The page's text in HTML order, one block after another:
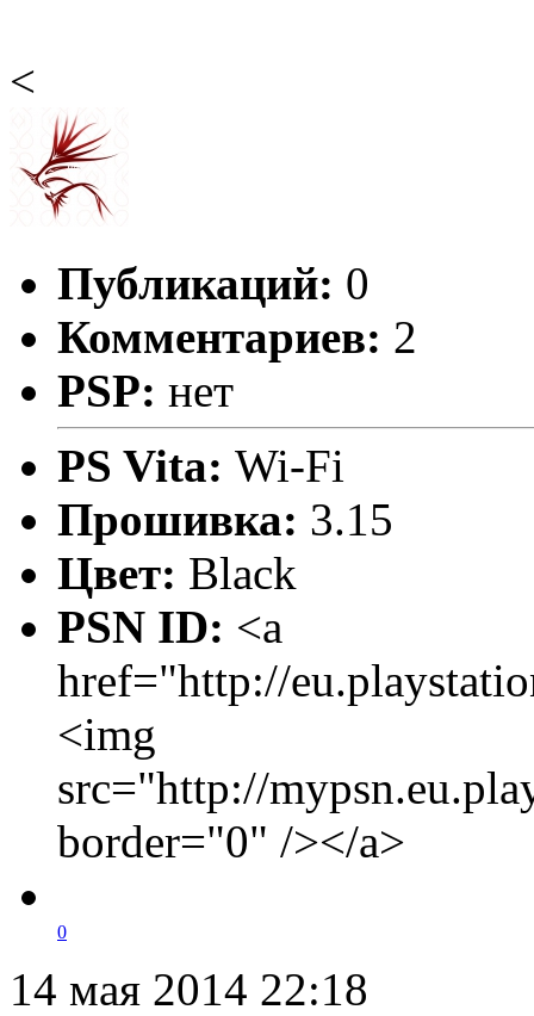
<
Публикаций: 0
Комментариев: 2
PSP: нет
PS Vita: Wi-Fi
Прошивка: 3.15
Цвет: Black
PSN ID: <a
href="http://
<img
src="http://
border="0" /></a>
0
14 мая 2014 22:18